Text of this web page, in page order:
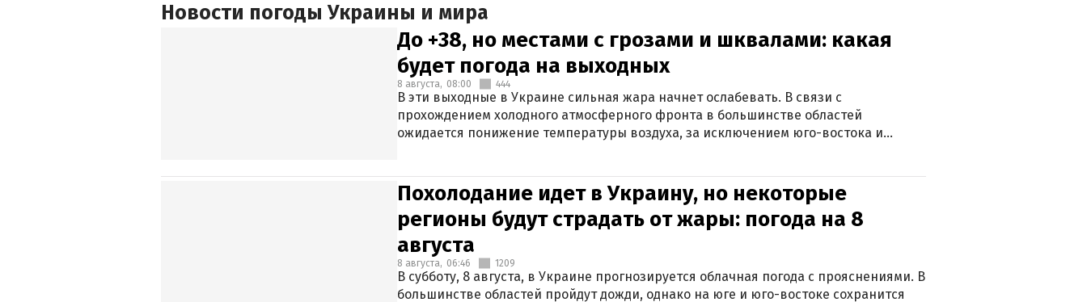
Новости погоды Украины и мира
До +38, но местами с грозами и шквалами: какая
будет погода на выходных
8 августа, 08:00 444
В эти выходные в Украине сильная жара начнет ослабевать. В связи с
прохождением холодного атмосферного фронта в большинстве областей
ожидается понижение температуры воздуха, за исключением юго-востока и
Похолодание идет в Украину, но некоторые
регионы будут страдать от жары: погода на 8
августа
8 августа, 06:46 1209
В субботу, 8 августа, в Украине прогнозируется облачная погода с прояснениями. В
большинстве областей пройдут дожди, однако на юге и юго-востоке сохранится